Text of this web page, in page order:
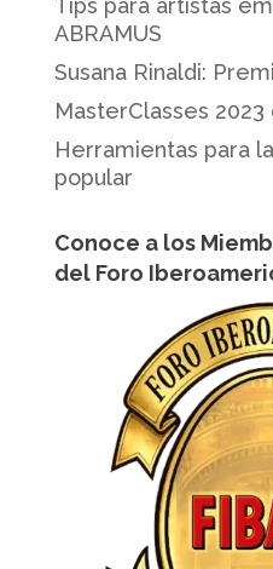
ABRAMUS
Susana Rinaldi:
MasterClasses
Herramientas para
popular
Conoce a los
del Foro